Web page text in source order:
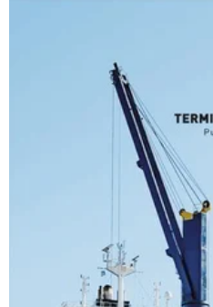
Estoy de acuerdo con las
condiciones y políticas de
privacidad.